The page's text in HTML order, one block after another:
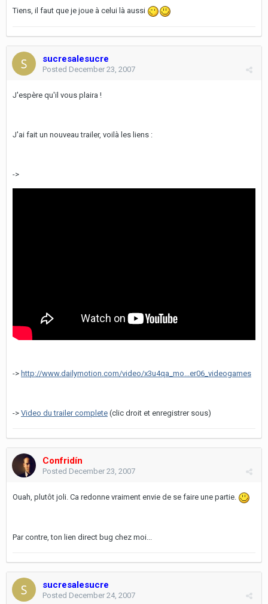
Tiens, il faut que je joue à celui là aussi
sucresalesucre
Posted December 23, 2007
J'espère qu'il vous plaira !
J'ai fait un nouveau trailer, voilà les liens :
->
-> http://www.dailymotion.com/video/x3u4qa_mo...er06_videogames
-> Video du trailer complete (clic droit et enregistrer sous)
Confridín
Posted December 23, 2007
Ouah, plutôt joli. Ca redonne vraiment envie de se faire une partie.
Par contre, ton lien direct bug chez moi...
sucresalesucre
Posted December 24, 2007